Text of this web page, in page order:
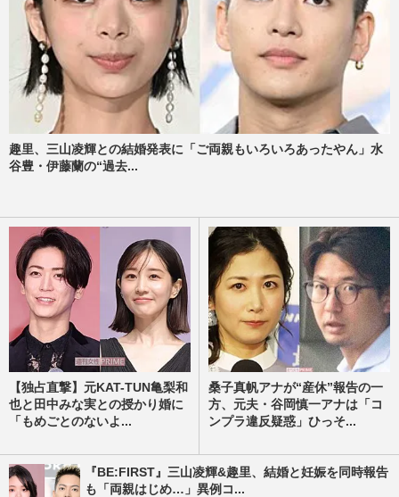
趣里、三山凌輝との結婚発表に「ご両親もいろいろあったやん」水
谷豊・伊藤蘭の“過去...
【独占直撃】元KAT-TUN亀梨和
也と田中みな実との授かり婚に
「もめごとのないよ...
桑子真帆アナが“産休”報告の一
方、元夫・谷岡慎一アナは「コ
ンプラ違反疑惑」ひっそ...
『BE:FIRST』三山凌輝&趣里、結婚と妊娠を同時報告
も「両親はじめ…」異例コ...